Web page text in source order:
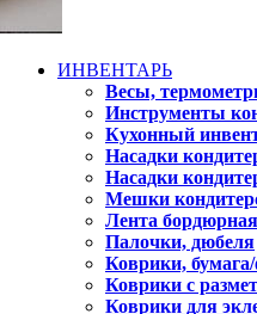
ИНВЕНТАРЬ
Весы,
Инструменты
Кухонный
Насадки
Насадки
Мешки
Лента
Палочки, дюбеля
Коврики,
Коврики с
Коврики для